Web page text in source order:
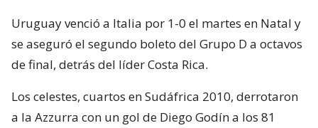
Uruguay venció a Italia por 1-0 el martes en Natal y
se aseguró el segundo boleto del Grupo D a octavos
de final, detrás del líder Costa Rica.
Los celestes, cuartos en Sudáfrica 2010, derrotaron
a la Azzurra con un gol de Diego Godín a los 81